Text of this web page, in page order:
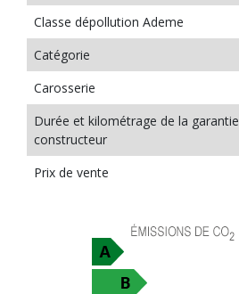
Classe dépollution Ademe
Catégorie
Carosserie
Durée et kilométrage de la garantie
constructeur
Prix de vente